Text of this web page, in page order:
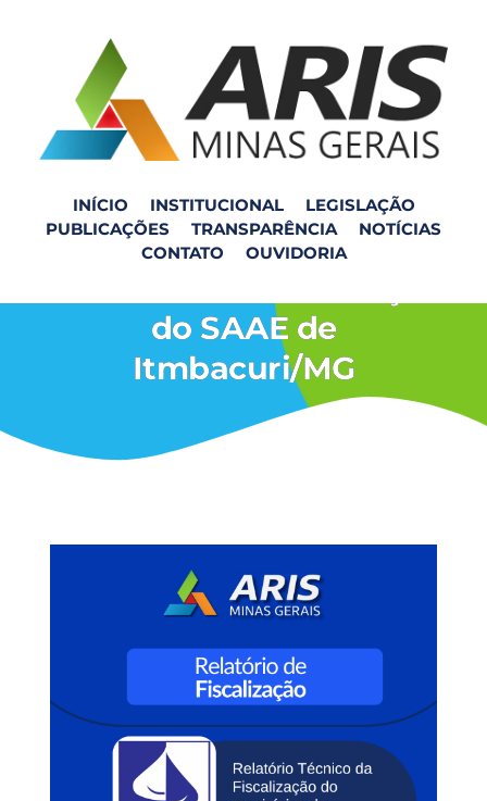
INÍCIO INSTITUCIONAL
LEGISLAÇÃO
PUBLICAÇÕES
TRANSPARÊNCIA
NOTÍCIAS
CONTATO
OUVIDORIA
ARIS-MG publica
do SAAE de
Itmbacuri/MG